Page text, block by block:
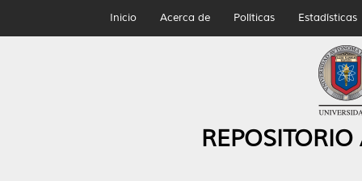
Inicio Acerca de Políticas Estadísticas